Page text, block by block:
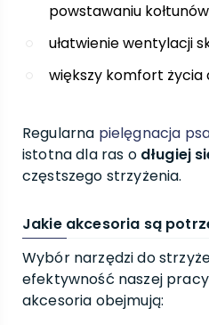
powstawaniu
ułatwienie wentylacji
większy komfort życia
Regularna pielęgnacja
istotna dla ras o długiej
częstszego strzyżenia.
Jakie akcesoria są
Wybór narzędzi do
efektywność naszej
akcesoria obejmują: